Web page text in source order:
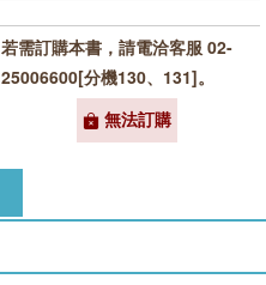
若需訂購本書，請電洽客服 02-
25006600[分機130、131]。
無法訂購